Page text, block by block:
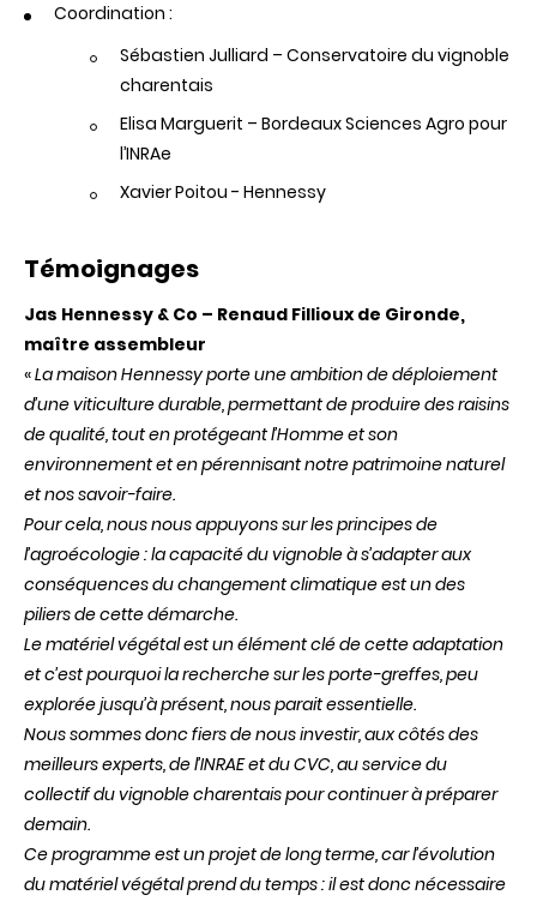
Coordination :
Sébastien Julliard – Conservatoire du vignoble
charentais
Elisa Marguerit – Bordeaux Sciences Agro pour
l’INRAe
Xavier Poitou - Hennessy
Témoignages
Jas Hennessy & Co – Renaud Fillioux de Gironde,
maître assembleur
«La maison Hennessy porte une ambition de déploiement
d’une viticulture durable, permettant de produire des raisins
de qualité, tout en protégeant l’Homme et son
environnement et en pérennisant notre patrimoine naturel
et nos savoir-faire.
Pour cela, nous nous appuyons sur les principes de
l’agroécologie : la capacité du vignoble à s’adapter aux
conséquences du changement climatique est un des
piliers de cette démarche.
Le matériel végétal est un élément clé de cette adaptation
et c’est pourquoi la recherche sur les porte-greffes, peu
explorée jusqu’à présent, nous parait essentielle.
Nous sommes donc fiers de nous investir, aux côtés des
meilleurs experts, de l’INRAE et du CVC, au service du
collectif du vignoble charentais pour continuer à préparer
demain.
Ce programme est un projet de long terme, car l’évolution
du matériel végétal prend du temps : il est donc nécessaire